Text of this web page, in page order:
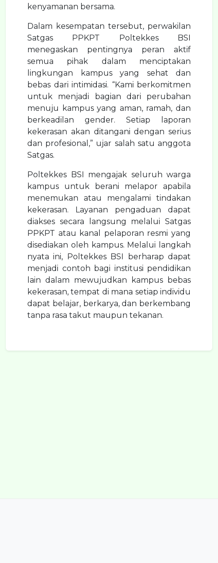
kenyamanan bersama.
Dalam kesempatan tersebut, perwakilan
Satgas PPKPT Poltekkes BSI
menegaskan pentingnya peran aktif
semua pihak dalam menciptakan
lingkungan kampus yang sehat dan
bebas dari intimidasi. “Kami berkomitmen
untuk menjadi bagian dari perubahan
menuju kampus yang aman, ramah, dan
berkeadilan gender. Setiap laporan
kekerasan akan ditangani dengan serius
dan profesional,” ujar salah satu anggota
Satgas.
Poltekkes BSI mengajak seluruh warga
kampus untuk berani melapor apabila
menemukan atau mengalami tindakan
kekerasan. Layanan pengaduan dapat
diakses secara langsung melalui Satgas
PPKPT atau kanal pelaporan resmi yang
disediakan oleh kampus. Melalui langkah
nyata ini, Poltekkes BSI berharap dapat
menjadi contoh bagi institusi pendidikan
lain dalam mewujudkan kampus bebas
kekerasan, tempat di mana setiap individu
dapat belajar, berkarya, dan berkembang
tanpa rasa takut maupun tekanan.